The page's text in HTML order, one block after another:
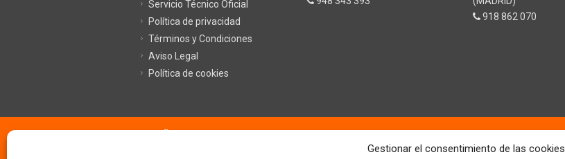
Gestionar el consentimiento de las cookies
Servicio Técnico Oficial
Política de privacidad
Términos y Condiciones
Aviso Legal
Política de cookies
918 862 070